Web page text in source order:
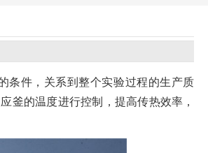
条件，关系到整个实验过程的生产质
釜的温度进行控制，提高传热效率，